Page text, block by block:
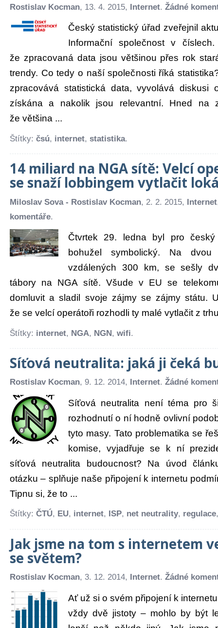
Rostislav Kocman, 13. 4. 2015, Internet. Žádné
Český statistický úřad zveřejnil
Informační společnost v
že zpracovaná data jsou většinou přes rok
trendy. Co tedy o naší společnosti říká
zpracovává statistická data, vyvolává diskusi
získána a nakolik jsou relevantní. Hned na
že většina ...
Štítky: čsú, internet, statistika.
14 miliard na NGA sítě: Velcí
se snaží lobbingem vytlačit
Miloslav Sova - Rostislav Kocman, 2. 2. 2015, Internet
komentáře.
Čtvrtek 29. ledna byl pro český
bohužel symbolický. Na
vzdálených 300 km, se sešly
tábory na NGA sítě. Všude v EU se
domluvit a sladil svoje zájmy se zájmy státu.
že se velcí operátoři rozhodli ty malé vytlačit z
Štítky: internet, NGA, NGN, wifi.
Síťová neutralita: jaká ji čeká
Rostislav Kocman, 9. 12. 2014, Internet. Žádné
Síťová neutralita není téma pro
rozhodnutí o ní hodně ovlivní
tyto masy. Tato problematika se
komise, vyjadřuje se k ní
síťová neutralita budoucnost? Na úvod
otázku – splňuje naše připojení k internetu
Tipnu si, že to ...
Štítky: ČTÚ, EU, internet, ISP, net neutrality, regulace
Jak jsme na tom s internetem
se světem?
Rostislav Kocman, 3. 12. 2014, Internet. Žádné
Ať už si o svém připojení k
vždy dvě jistoty – mohlo by být